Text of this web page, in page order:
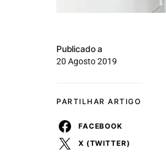
Publicado a
20 Agosto 2019
PARTILHAR ARTIGO
FACEBOOK
X (TWITTER)